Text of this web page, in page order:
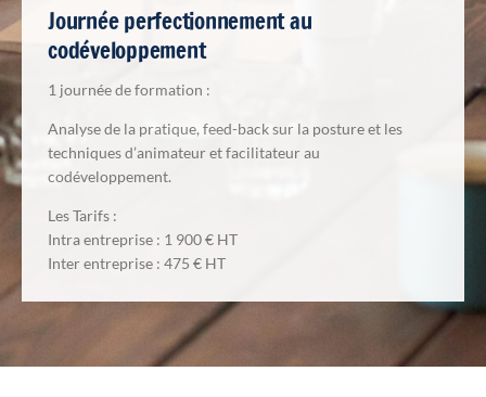
Journée perfectionnement au
codéveloppement
1 journée de formation :
Analyse de la pratique, feed-back sur la posture et les
techniques d’animateur et facilitateur au
codéveloppement.
Les Tarifs :
Intra entreprise : 1 900 € HT
Inter entreprise : 475 € HT